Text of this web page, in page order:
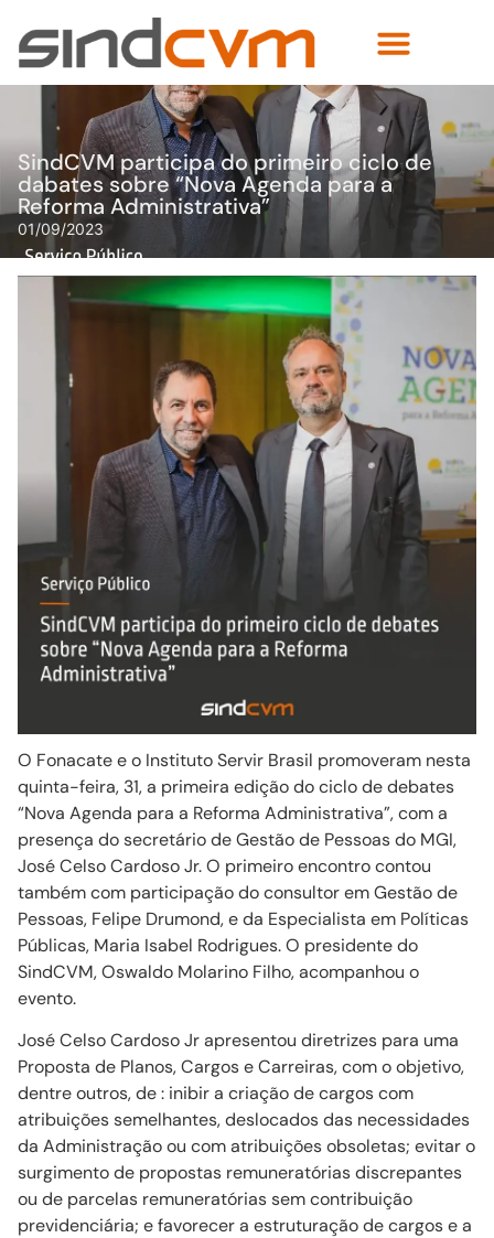
SindCVM participa do primeiro ciclo de
dabates sobre “Nova Agenda para a
Reforma Administrativa”
01/09/2023
O Fonacate e o Instituto Servir Brasil promoveram nesta
quinta-feira, 31, a primeira edição do ciclo de debates
“Nova Agenda para a Reforma Administrativa”, com a
presença do secretário de Gestão de Pessoas do MGI,
José Celso Cardoso Jr. O primeiro encontro contou
também com participação do consultor em Gestão de
Pessoas, Felipe Drumond, e da Especialista em Políticas
Públicas, Maria Isabel Rodrigues. O presidente do
SindCVM, Oswaldo Molarino Filho, acompanhou o
evento.
José Celso Cardoso Jr apresentou diretrizes para uma
Proposta de Planos, Cargos e Carreiras, com o objetivo,
dentre outros, de : inibir a criação de cargos com
atribuições semelhantes, deslocados das necessidades
da Administração ou com atribuições obsoletas; evitar o
surgimento de propostas remuneratórias discrepantes
ou de parcelas remuneratórias sem contribuição
previdenciária; e favorecer a estruturação de cargos e a